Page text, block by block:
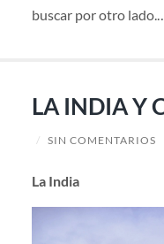
buscar por otro lado.…
LA INDIA Y
/ SIN COMENTARIOS
La India